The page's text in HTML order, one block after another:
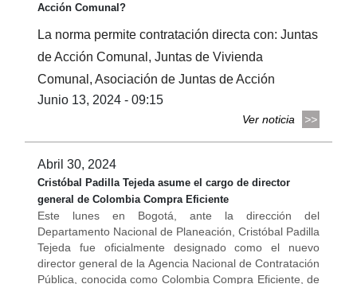
Acción Comunal?
La norma permite contratación directa con: Juntas
de Acción Comunal, Juntas de Vivienda
Comunal, Asociación de Juntas de Acción
Junio 13, 2024 - 09:15
Ver noticia
Abril 30, 2024
Cristóbal Padilla Tejeda asume el cargo de director
general de Colombia Compra Eficiente
Este lunes en Bogotá, ante la dirección del
Departamento Nacional de Planeación, Cristóbal Padilla
Tejeda fue oficialmente designado como el nuevo
director general de la Agencia Nacional de Contratación
Pública, conocida como Colombia Compra Eficiente, de